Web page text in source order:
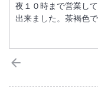
夜１０時まで営業し
出来ました。茶褐色